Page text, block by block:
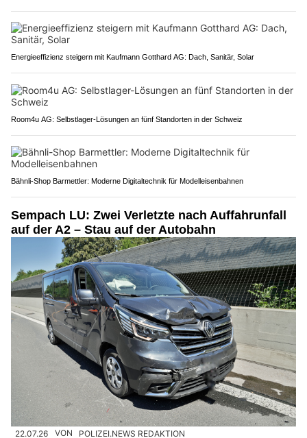
Energieeffizienz steigern mit Kaufmann Gotthard AG: Dach, Sanitär, Solar
Room4u AG: Selbstlager-Lösungen an fünf Standorten in der Schweiz
Bähnli-Shop Barmettler: Moderne Digitaltechnik für Modelleisenbahnen
Sempach LU: Zwei Verletzte nach Auffahrunfall
auf der A2 – Stau auf der Autobahn
22.07.26 VON POLIZEI.NEWS REDAKTION